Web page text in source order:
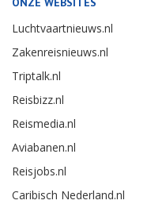
Luchtvaartnieuws.nl
Zakenreisnieuws.nl
Triptalk.nl
Reisbizz.nl
Reismedia.nl
Aviabanen.nl
Reisjobs.nl
Caribisch Nederland.nl